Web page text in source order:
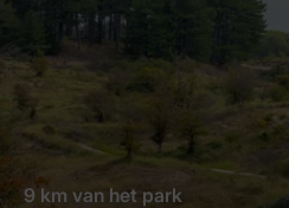
9 km van het park